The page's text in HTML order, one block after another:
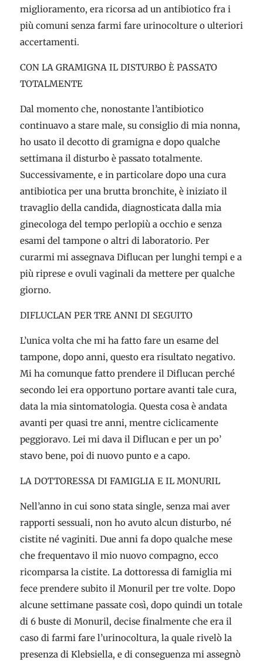
miglioramento, era ricorsa ad un antibiotico fra i
più comuni senza farmi fare urinocolture o ulteriori
accertamenti.
CON LA GRAMIGNA IL DISTURBO È PASSATO
TOTALMENTE
Dal momento che, nonostante l’antibiotico
continuavo a stare male, su consiglio di mia nonna,
ho usato il decotto di gramigna e dopo qualche
settimana il disturbo è passato totalmente.
Successivamente, e in particolare dopo una cura
antibiotica per una brutta bronchite, è iniziato il
travaglio della candida, diagnosticata dalla mia
ginecologa del tempo perlopiù a occhio e senza
esami del tampone o altri di laboratorio. Per
curarmi mi assegnava Diflucan per lunghi tempi e a
più riprese e ovuli vaginali da mettere per qualche
giorno.
DIFLUCLAN PER TRE ANNI DI SEGUITO
L’unica volta che mi ha fatto fare un esame del
tampone, dopo anni, questo era risultato negativo.
Mi ha comunque fatto prendere il Diflucan perché
secondo lei era opportuno portare avanti tale cura,
data la mia sintomatologia. Questa cosa è andata
avanti per quasi tre anni, mentre ciclicamente
peggioravo. Lei mi dava il Diflucan e per un po’
stavo bene, poi di nuovo punto e a capo.
LA DOTTORESSA DI FAMIGLIA E IL MONURIL
Nell’anno in cui sono stata single, senza mai aver
rapporti sessuali, non ho avuto alcun disturbo, né
cistite né vaginiti. Due anni fa dopo qualche mese
che frequentavo il mio nuovo compagno, ecco
ricomparsa la cistite. La dottoressa di famiglia mi
fece prendere subito il Monuril per tre volte. Dopo
alcune settimane passate così, dopo quindi un totale
di 6 buste di Monuril, decise finalmente che era il
caso di farmi fare l’urinocoltura, la quale rivelò la
presenza di Klebsiella, e di conseguenza mi assegnò